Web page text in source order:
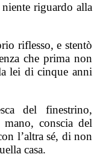
riguardo alla
riflesso, e stentò
che prima non
lei di cinque anni
del finestrino,
mano, conscia del
l’altra sé, di non
casa.